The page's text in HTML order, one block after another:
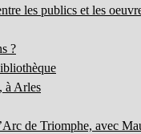
les publics et les
?
à Arles
de Triomphe, avec